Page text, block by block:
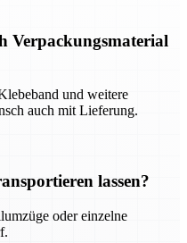
Verpackungsmaterial
und weitere
auch mit Lieferung.
lassen?
oder einzelne